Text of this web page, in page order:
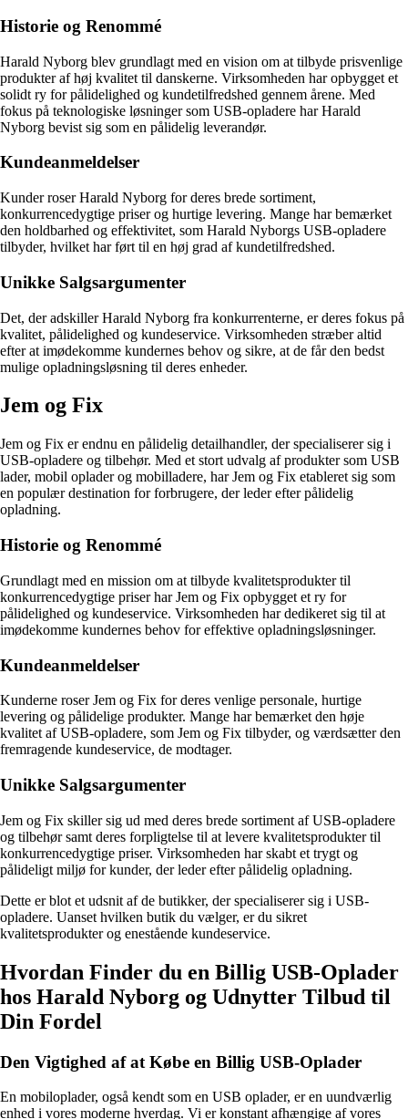
Historie og Renommé
Harald Nyborg blev grundlagt med en vision om at tilbyde prisvenlige
produkter af høj kvalitet til danskerne. Virksomheden har opbygget et
solidt ry for pålidelighed og kundetilfredshed gennem årene. Med
fokus på teknologiske løsninger som USB-opladere har Harald
Nyborg bevist sig som en pålidelig leverandør.
Kundeanmeldelser
Kunder roser Harald Nyborg for deres brede sortiment,
konkurrencedygtige priser og hurtige levering. Mange har bemærket
den holdbarhed og effektivitet, som Harald Nyborgs USB-opladere
tilbyder, hvilket har ført til en høj grad af kundetilfredshed.
Unikke Salgsargumenter
Det, der adskiller Harald Nyborg fra konkurrenterne, er deres fokus på
kvalitet, pålidelighed og kundeservice. Virksomheden stræber altid
efter at imødekomme kundernes behov og sikre, at de får den bedst
mulige opladningsløsning til deres enheder.
Jem og Fix
Jem og Fix er endnu en pålidelig detailhandler, der specialiserer sig i
USB-opladere og tilbehør. Med et stort udvalg af produkter som USB
lader, mobil oplader og mobilladere, har Jem og Fix etableret sig som
en populær destination for forbrugere, der leder efter pålidelig
opladning.
Historie og Renommé
Grundlagt med en mission om at tilbyde kvalitetsprodukter til
konkurrencedygtige priser har Jem og Fix opbygget et ry for
pålidelighed og kundeservice. Virksomheden har dedikeret sig til at
imødekomme kundernes behov for effektive opladningsløsninger.
Kundeanmeldelser
Kunderne roser Jem og Fix for deres venlige personale, hurtige
levering og pålidelige produkter. Mange har bemærket den høje
kvalitet af USB-opladere, som Jem og Fix tilbyder, og værdsætter den
fremragende kundeservice, de modtager.
Unikke Salgsargumenter
Jem og Fix skiller sig ud med deres brede sortiment af USB-opladere
og tilbehør samt deres forpligtelse til at levere kvalitetsprodukter til
konkurrencedygtige priser. Virksomheden har skabt et trygt og
pålideligt miljø for kunder, der leder efter pålidelig opladning.
Dette er blot et udsnit af de butikker, der specialiserer sig i USB-
opladere. Uanset hvilken butik du vælger, er du sikret
kvalitetsprodukter og enestående kundeservice.
Hvordan Finder du en Billig USB-Oplader
hos Harald Nyborg og Udnytter Tilbud til
Din Fordel
Den Vigtighed af at Købe en Billig USB-Oplader
En mobiloplader, også kendt som en USB oplader, er en uundværlig
enhed i vores moderne hverdag. Vi er konstant afhængige af vores